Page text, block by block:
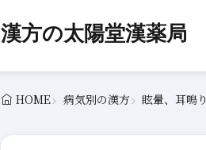
漢方の太陽堂漢薬局
HOME 病気別の漢方 眩暈、耳鳴り